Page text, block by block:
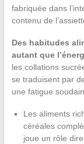
fabriquée dans
contenu de
Des habitudes
autant que
les collations
se traduisent par
une fatigue
Les aliments
céréales
joue un rôle